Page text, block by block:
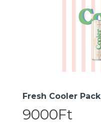
Fresh Cooler Pack
9000Ft